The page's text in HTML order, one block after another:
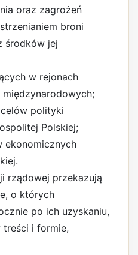
oraz zagrożeń
broni
środków jej
w rejonach
polityki
Polskiej;
ekonomicznych
rządowej przekazują
o których
po ich uzyskaniu,
i formie,